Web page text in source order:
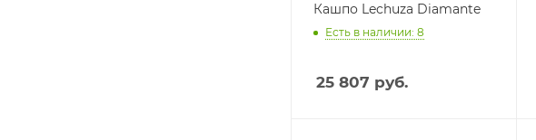
Кашпо Lechuza Diamante
Есть в наличии: 8
25 807 руб.